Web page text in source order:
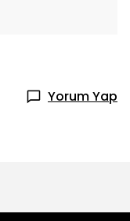
Yorum Yap